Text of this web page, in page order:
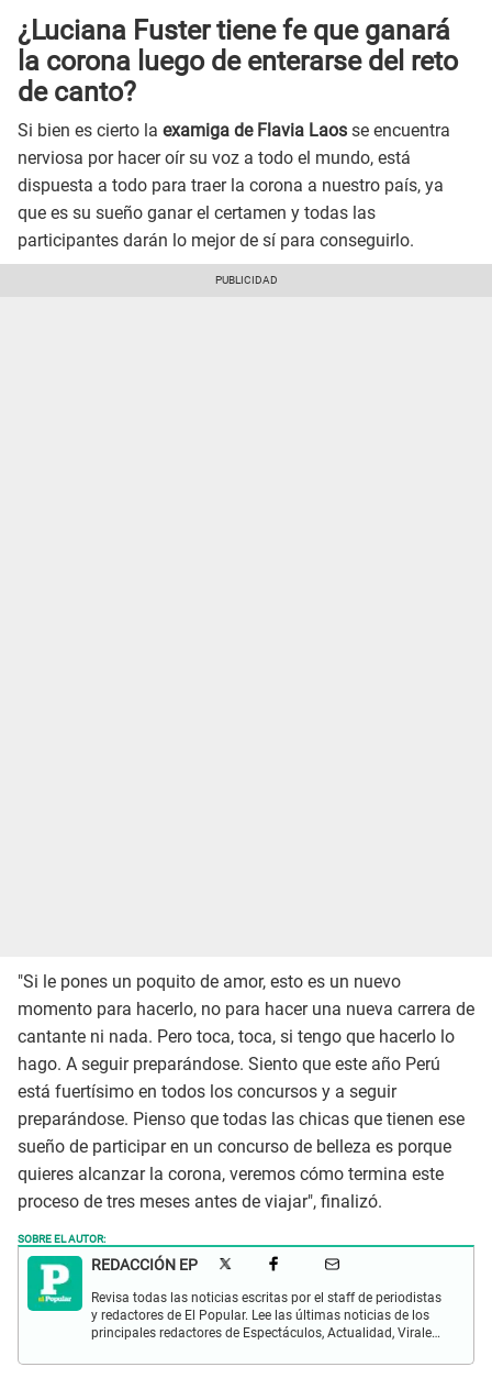
¿Luciana Fuster tiene fe que ganará
la corona luego de enterarse del reto
de canto?
Si bien es cierto la examiga de Flavia Laos se encuentra
nerviosa por hacer oír su voz a todo el mundo, está
dispuesta a todo para traer la corona a nuestro país, ya
que es su sueño ganar el certamen y todas las
participantes darán lo mejor de sí para conseguirlo.
"Si le pones un poquito de amor, esto es un nuevo
momento para hacerlo, no para hacer una nueva carrera de
cantante ni nada. Pero toca, toca, si tengo que hacerlo lo
hago. A seguir preparándose. Siento que este año Perú
está fuertísimo en todos los concursos y a seguir
preparándose. Pienso que todas las chicas que tienen ese
sueño de participar en un concurso de belleza es porque
quieres alcanzar la corona, veremos cómo termina este
proceso de tres meses antes de viajar", finalizó.
SOBRE EL AUTOR:
REDACCIÓN EP
Revisa todas las noticias escritas por el staff de periodistas
y redactores de El Popular. Lee las últimas noticias de los
principales redactores de Espectáculos, Actualidad, Virales,